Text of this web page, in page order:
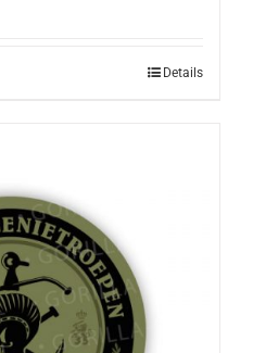
Details